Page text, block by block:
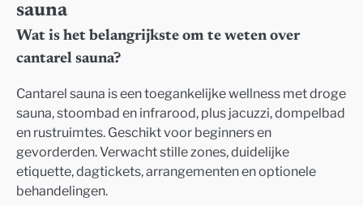
sauna
Wat is het belangrijkste om te weten over
cantarel sauna?
Cantarel sauna is een toegankelijke wellness met droge
sauna, stoombad en infrarood, plus jacuzzi, dompelbad
en rustruimtes. Geschikt voor beginners en
gevorderden. Verwacht stille zones, duidelijke
etiquette, dagtickets, arrangementen en optionele
behandelingen.